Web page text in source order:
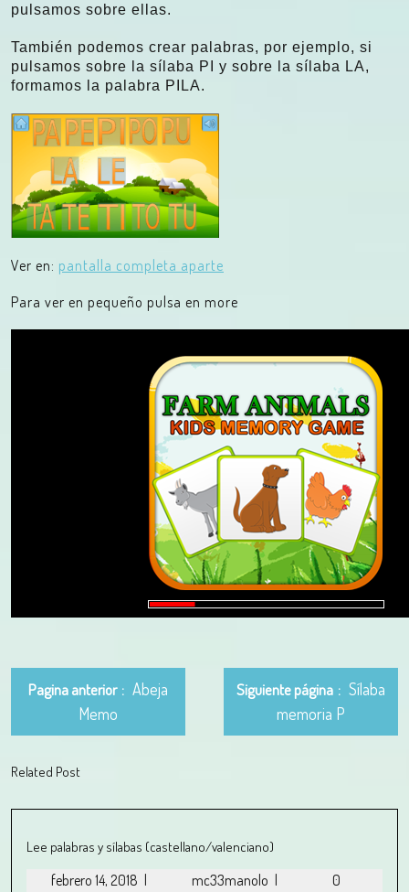
pulsamos sobre ellas.
También podemos crear palabras, por ejemplo, si
pulsamos sobre la sílaba PI y sobre la sílaba LA,
formamos la palabra PILA.
Ver en: pantalla completa aparte
Para ver en pequeño pulsa en more
Pagina anterior
Abeja
Memo
Siguiente página
Sílaba
memoria P
Related Post
Lee palabras y sílabas (castellano/valenciano)
febrero 14, 2018 mc33manolo
0